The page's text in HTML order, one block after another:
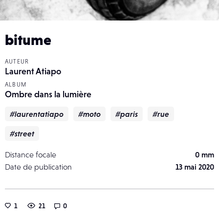
bitume
AUTEUR
Laurent Atiapo
ALBUM
Ombre dans la lumière
#laurentatiapo #moto #paris #rue
#street
Distance focale
0 mm
Date de publication
13 mai 2020
1 21 0